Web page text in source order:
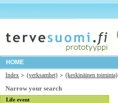
HOME
Index
(verksamhet) (keskinäinen toiminta)
Narrow your search
Life event